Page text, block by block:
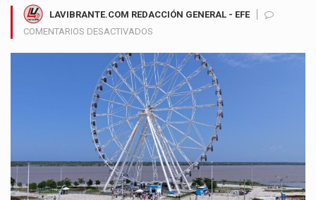
LAVIBRANTE.COM REDACCIÓN GENERAL - EFE
COMENTARIOS DESACTIVADOS
VIVE
AUGE
TURÍSTICO
HISTÓRICO
TRAS
RECIBIR
MÁS
DE
350
MIL